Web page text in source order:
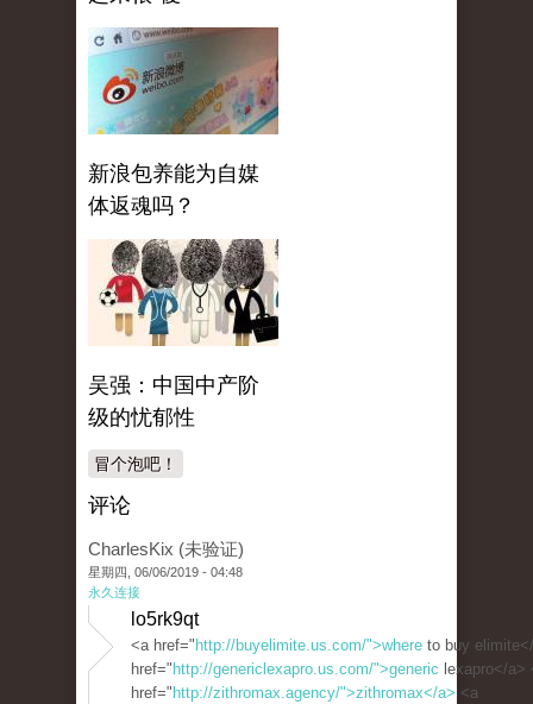
新浪包养能为自媒
体返魂吗？
吴强：中国中产阶
级的忧郁性
冒个泡吧！
评论
CharlesKix (未验证)
星期四, 06/06/2019 - 04:48
永久连接
lo5rk9qt
<a href=" http://buyelimite.us.com/">where to buy
href=" http://genericlexapro.us.com/">generic lexapro</a>
href=" http://zithromax.agency/">zithromax</a> <a